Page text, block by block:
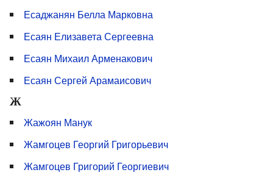
Есаджанян Белла Марковна
Есаян Елизавета Сергеевна
Есаян Михаил Арменакович
Есаян Сергей Арамаисович
Ж
Жажоян Манук
Жамгоцев Георгий Григорьевич
Жамгоцев Григорий Георгиевич